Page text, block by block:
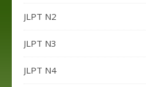
JLPT N2
JLPT N3
JLPT N4